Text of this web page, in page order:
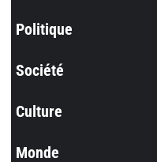
Politique
Société
Culture
Monde